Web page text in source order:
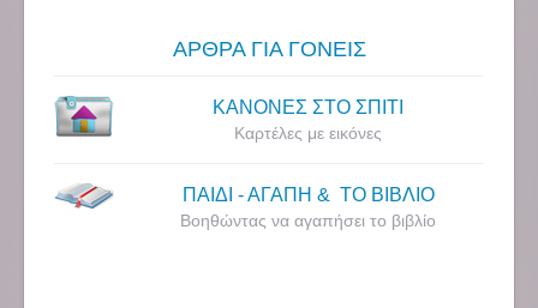
ΑΡΘΡΑ ΓΙΑ ΓΟΝΕΙΣ
ΚΑΝΟΝΕΣ ΣΤΟ ΣΠΙΤΙ
Καρτέλες με εικόνες
ΠΑΙΔΙ - ΑΓΑΠΗ & ΤΟ ΒΙΒΛΙΟ
Βοηθώντας να αγαπήσει το βιβλίο